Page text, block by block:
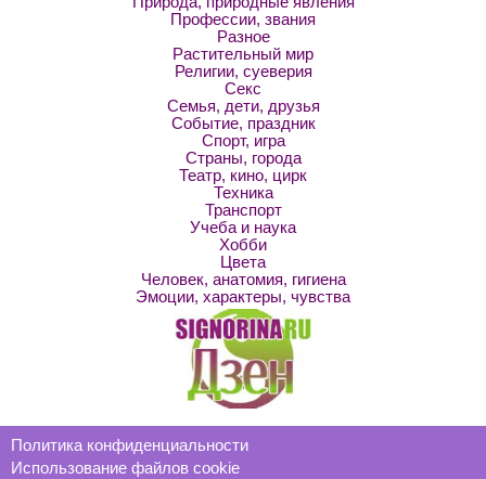
Профессии, звания
Разное
Растительный мир
Религии, суеверия
Секс
Семья, дети, друзья
Событие, праздник
Спорт, игра
Страны, города
Театр, кино, цирк
Техника
Транспорт
Учеба и наука
Хобби
Цвета
Человек, анатомия, гигиена
Эмоции, характеры, чувства
Политика конфиденциальности
Использование файлов cookie